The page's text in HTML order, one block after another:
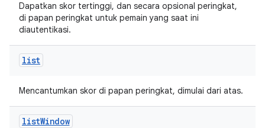
Dapatkan skor tertinggi, dan secara opsional peringkat,
di papan peringkat untuk pemain yang saat ini
diautentikasi.
list
Mencantumkan skor di papan peringkat, dimulai dari atas.
listWindow